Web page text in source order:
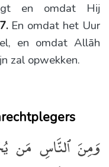
en omdat Hij
7. En omdat het Uur
en omdat Allāh
zal opwekken.
وَمِنَ ٱلنَّاسِ مَن